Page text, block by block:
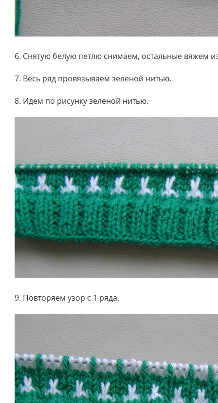
6. Снятую белую петлю снимаем, остальные вяжем
7. Весь ряд провязываем зеленой нитью.
8. Идем по рисунку зеленой нитью.
9. Повторяем узор с 1 ряда.